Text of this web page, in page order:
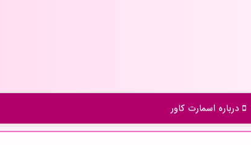
درباره اسمارت كاور